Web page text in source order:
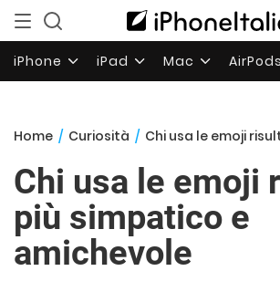
iPhone iPad Mac AirPods
Home / Curiosità / Chi usa le emoji risulta più
Chi usa le emoji
più simpatico e
amichevole